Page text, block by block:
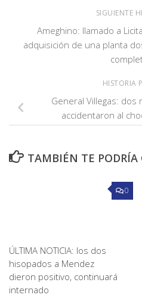
SIGUIENTE
Ameghino: llamado a
adquisición de una planta
HISTORIA
General Villegas:
accidentaron al
TAMBIÉN TE PODRÍA
0
ÚLTIMA NOTICIA: los dos
hisopados a Mendez
dieron positivo, continuará
internado